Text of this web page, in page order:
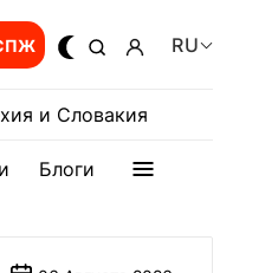
RU
и Словакия
Блоги